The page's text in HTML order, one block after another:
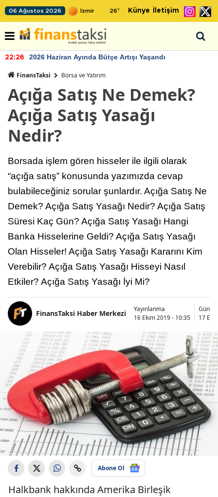
06 Ağustos 2026 26° Künye İletişim
22:26 2026 Haziran Ayında Bütçe Artışı Yaşandı
FinansTaksi Borsa ve Yatırım
Açığa Satış Ne Demek?
Açığa Satış Yasağı
Nedir?
Borsada işlem gören hisseler ile ilgili olarak
“açığa satış” konusunda yazımızda cevap
bulabileceğiniz sorular şunlardır. Açığa Satış Ne
Demek? Açığa Satış Yasağı Nedir? Açığa Satış
Süresi Kaç Gün? Açığa Satış Yasağı Hangi
Banka Hisselerine Geldi? Açığa Satış Yasağı
Olan Hisseler! Açığa Satış Yasağı Kararını Kim
Verebilir? Açığa Satış Yasağı Hisseyi Nasıl
Etkiler? Açığa Satış Yasağı İyi Mi?
FinansTaksi Haber Merkezi
Yayınlanma
16 Ekim 2019 - 10:35
17
Abone Ol
Halkbank hakkında Amerika Birleşik